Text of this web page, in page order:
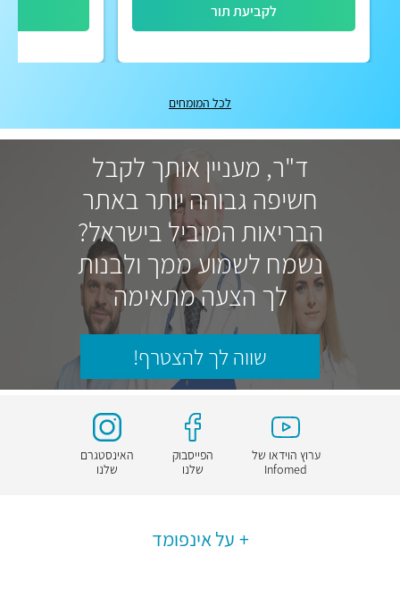
לקביעת תור
לכל המומחים
ד"ר, מעניין אותך לקבל
חשיפה גבוהה יותר באתר
הבריאות המוביל בישראל?
נשמח לשמוע ממך ולבנות
לך הצעה מתאימה
שווה לך להצטרף!
ערוץ הוידאו של
Infomed
הפייסבוק
שלנו
האינסטגרם
שלנו
על אינפומד